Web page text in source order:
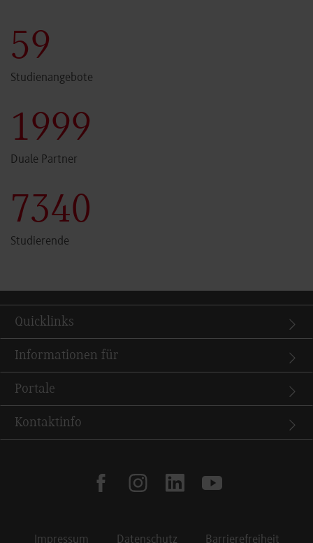
60
Studienangebote
2000
Duale Partner
7341
Studierende
Quicklinks
Informationen für
Portale
Kontaktinfo
facebookinstagramlinkedin youtube